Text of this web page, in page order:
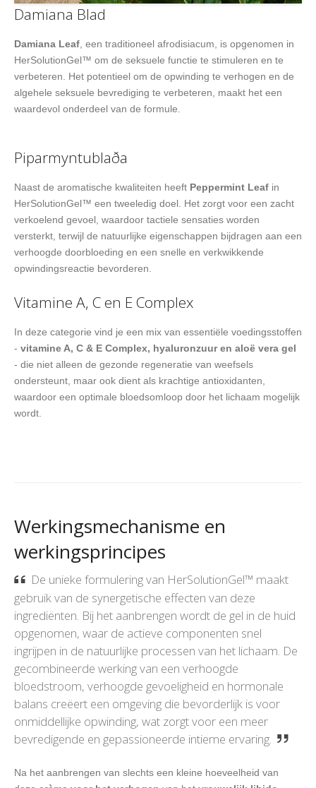
Damiana Blad
Damiana Leaf , een traditioneel afrodisiacum, is opgenomen in
HerSolutionGel™ om de seksuele functie te stimuleren en te
verbeteren. Het potentieel om de opwinding te verhogen en de
algehele seksuele bevrediging te verbeteren, maakt het een
waardevol onderdeel van de formule.
Piparmyntublaða
Naast de aromatische kwaliteiten heeft Peppermint Leaf in
HerSolutionGel™ een tweeledig doel. Het zorgt voor een zacht
verkoelend gevoel, waardoor tactiele sensaties worden
versterkt, terwijl de natuurlijke eigenschappen bijdragen aan een
verhoogde doorbloeding en een snelle en verkwikkende
opwindingsreactie bevorderen.
Vitamine A, C en E Complex
In deze categorie vind je een mix van essentiële voedingsstoffen
- vitamine A, C & E Complex, hyaluronzuur en aloë vera gel
- die niet alleen de gezonde regeneratie van weefsels
ondersteunt, maar ook dient als krachtige antioxidanten,
waardoor een optimale bloedsomloop door het lichaam mogelijk
wordt.
Werkingsmechanisme en
werkingsprincipes
De unieke formulering van HerSolutionGel™ maakt
gebruik van de synergetische effecten van deze
ingrediënten. Bij het aanbrengen wordt de gel in de huid
opgenomen, waar de actieve componenten snel
ingrijpen in de natuurlijke processen van het lichaam. De
gecombineerde werking van een verhoogde
bloedstroom, verhoogde gevoeligheid en hormonale
balans creëert een omgeving die bevorderlijk is voor
onmiddellijke opwinding, wat zorgt voor een meer
bevredigende en gepassioneerde intieme ervaring.
Na het aanbrengen van slechts een kleine hoeveelheid van